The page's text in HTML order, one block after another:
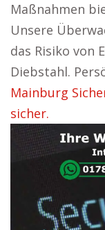
Maßnahmen
Unsere
das Risiko von
Diebstahl.
Mainburg
sicher.